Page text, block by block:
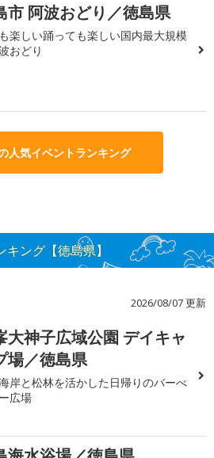
市 阿波おどり／徳島県
楽しい踊っても楽しい国内最大規模
おどり
人気イベントランキング
ング【徳島県】
2026/08/07 更新
大神子広域公園 デイキャ
場／徳島県
岸と松林を活かした日帰りのバーべ
広場